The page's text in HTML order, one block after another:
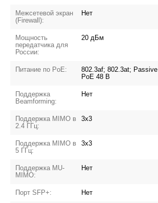
Межсетевой экран
(Firewall):
Нет
Мощность
передатчика для
России:
20 дБм
Питание по PoE:
802.3af; 802.3at; Passive
PoE 48 В
Поддержка
Beamforming:
Нет
Поддержка MIMO в
2.4 ГГц:
3x3
Поддержка MIMO в
5 ГГц:
3x3
Поддержка MU-
MIMO:
Нет
Порт SFP+: Нет